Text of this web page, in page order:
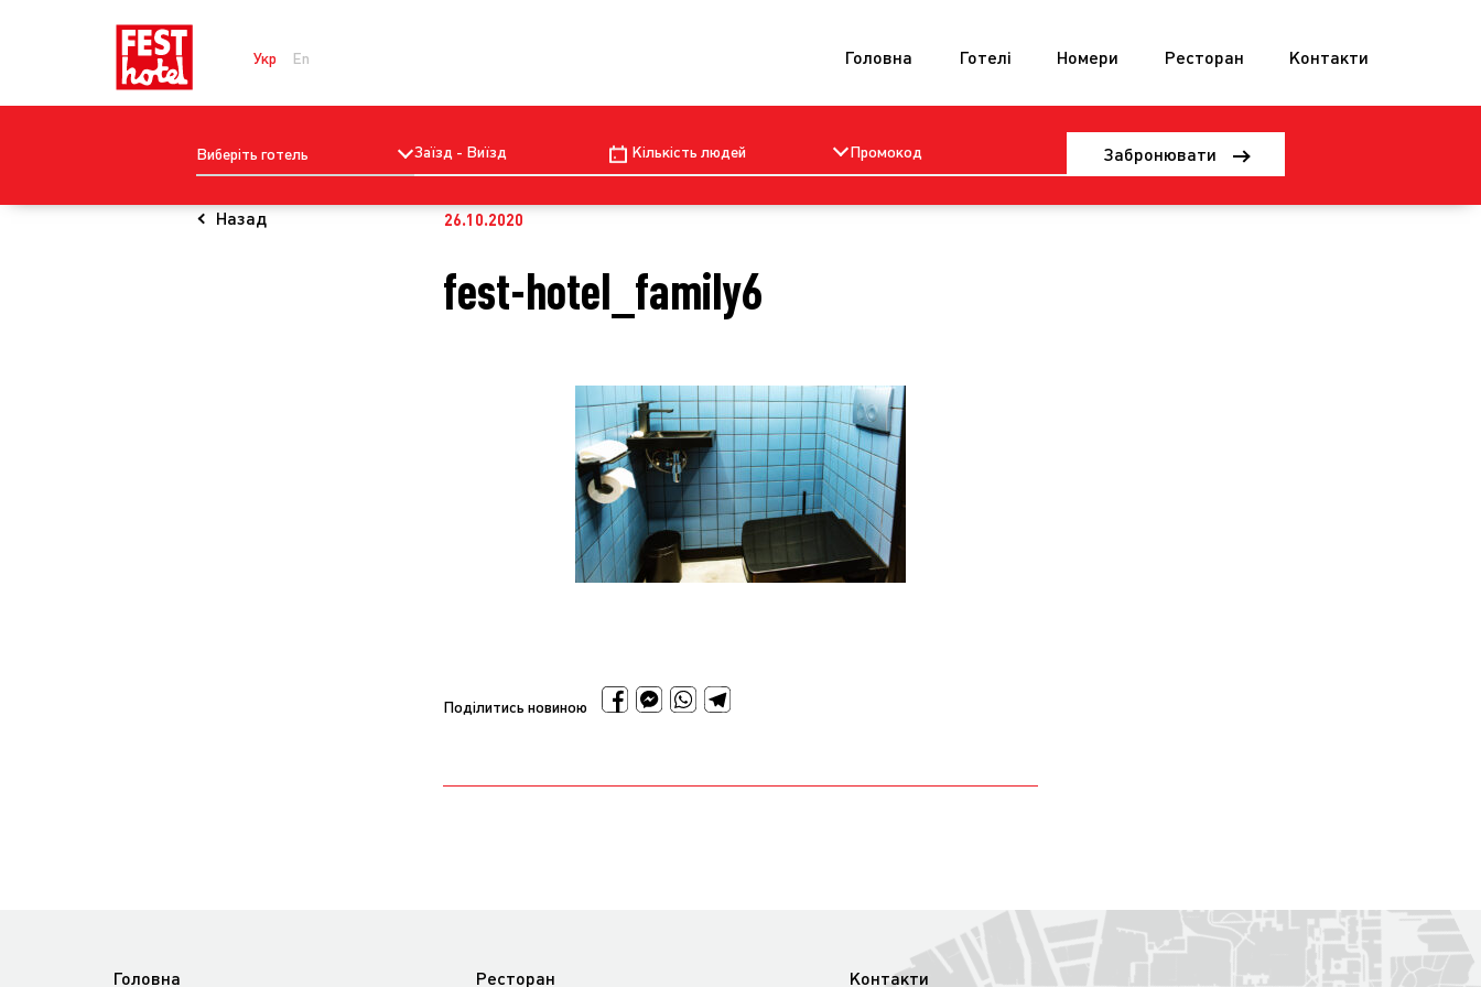
Укр En Головна Готелі Номери Ресторан Контакти
Виберіть готель Заїзд - Виїзд Кількість людей Промокод Забронювати
Назад 26.10.2020
fest-hotel_family6
Поділитись новиною
Головна Ресторан Контакти